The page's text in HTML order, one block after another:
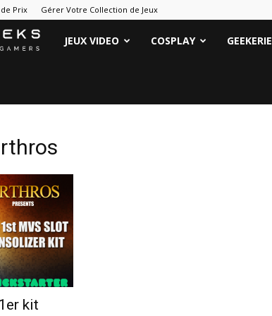
Prix Gérer Votre Collection de Jeux
Games
JEUX VIDEO COSPLAY GEEKERIE
kit